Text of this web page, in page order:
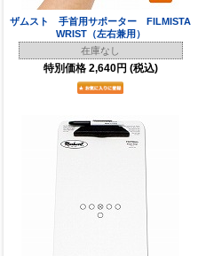
ザムスト 手首用サポーター FILMISTA
WRIST（左右兼用）
在庫なし
特別価格 2,640円 (税込)